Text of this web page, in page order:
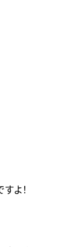
よ！